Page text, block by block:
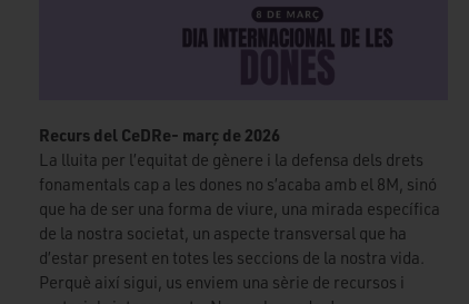
Recurs del CeDRe- març de 2026
La lluita per l’equitat de gènere i la defensa dels drets
fonamentals cap a les dones no s’acaba amb el 8M, sinó
que ha de ser una forma de viure, una mirada específica
de la nostra societat, un aspecte transversal que ha
d’estar present en totes les seccions de la nostra vida.
Perquè així sigui, us enviem una sèrie de recursos i